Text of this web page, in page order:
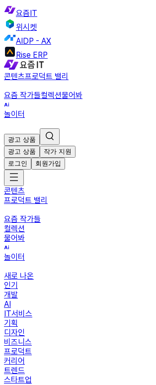
요즘IT
위시켓
AIDP - AX
Rise ERP
콘텐츠프로덕트 밸리
요즘 작가들컬렉션물어봐
놀이터
광고 상품
광고 상품
작가 지원
로그인
회원가입
콘텐츠
프로덕트 밸리
요즘 작가들
컬렉션
물어봐
놀이터
새로 나온
인기
개발
AI
IT서비스
기획
디자인
비즈니스
프로덕트
커리어
트렌드
스타트업